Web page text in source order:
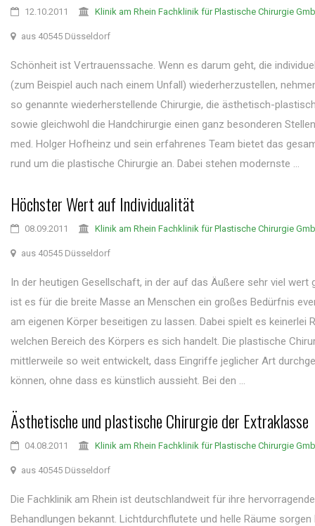
12.10.2011 Klinik am Rhein Fachklinik für Plastische Chirurgie
aus 40545 Düsseldorf
Schönheit ist Vertrauenssache. Wenn es darum geht, die
(zum Beispiel auch nach einem Unfall) wiederherzustellen,
so genannte wiederherstellende Chirurgie, die ästhetisch-
sowie gleichwohl die Handchirurgie einen ganz besonderen
med. Holger Hofheinz und sein erfahrenes Team bietet das
rund um die plastische Chirurgie an. Dabei stehen modernste ...
Höchster Wert auf Individualität
08.09.2011 Klinik am Rhein Fachklinik für Plastische Chirurgie
aus 40545 Düsseldorf
In der heutigen Gesellschaft, in der auf das Äußere sehr viel wert
ist es für die breite Masse an Menschen ein großes Bedürfnis
am eigenen Körper beseitigen zu lassen. Dabei spielt es keinerlei
welchen Bereich des Körpers es sich handelt. Die plastische
mittlerweile so weit entwickelt, dass Eingriffe jeglicher Art
können, ohne dass es künstlich aussieht. Bei den ...
Ästhetische und plastische Chirurgie der Extraklasse
04.08.2011 Klinik am Rhein Fachklinik für Plastische Chirurgie
aus 40545 Düsseldorf
Die Fachklinik am Rhein ist deutschlandweit für ihre
Behandlungen bekannt. Lichtdurchflutete und helle Räume sorgen